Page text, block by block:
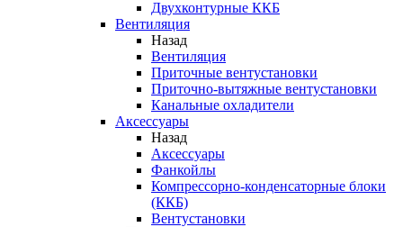
Двухконтурные ККБ
Вентиляция
Назад
Вентиляция
Приточные вентустановки
Приточно-вытяжные вентустановки
Канальные охладители
Аксессуары
Назад
Аксессуары
Фанкойлы
Компрессорно-конденсаторные блоки
(ККБ)
Вентустановки